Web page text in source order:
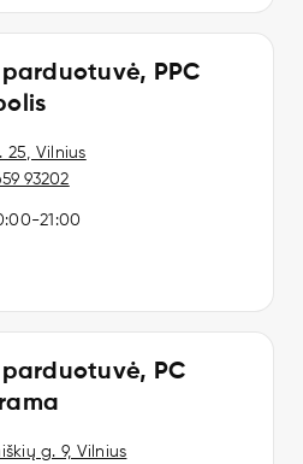
parduotuvė, PPC
25, Vilnius
93202
21:00
parduotuvė, PC
g. 9, Vilnius